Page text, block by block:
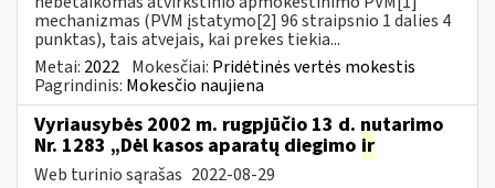
mechanizmas (PVM įstatymo[2] 96 straipsnio 1 dalies 4
punktas), tais atvejais, kai prekes tiekia...
Metai: 2022 Mokesčiai: Pridėtinės vertės mokestis
Pagrindinis: Mokesčio naujiena
Vyriausybės 2002 m. rugpjūčio 13 d. nutarimo
Nr. 1283 „Dėl kasos aparatų diegimo ir
Web turinio sąrašas 2022-08-29